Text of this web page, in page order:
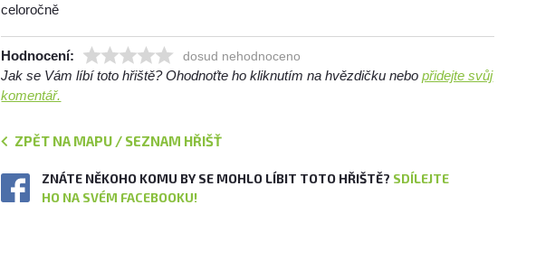
celoročně
Hodnocení: dosud nehodnoceno
Jak se Vám líbí toto hřiště? Ohodnoťte ho kliknutím na hvězdičku nebopřidejte svůj
komentář.
ZPĚT NA MAPU / SEZNAM HŘIŠŤ
ZNÁTE NĚKOHO KOMU BY SE MOHLO LÍBIT TOTO HŘIŠTĚ? SDÍLEJTE
HO NA SVÉM FACEBOOKU!